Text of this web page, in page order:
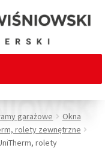
garażowe
Okna
rolety zewnętrzne
rolety